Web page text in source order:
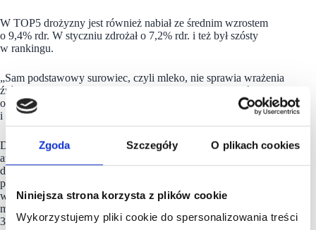
Zgoda Szczegóły O plikach cookies
Niniejsza strona korzysta z plików cookie
Wykorzystujemy pliki cookie do spersonalizowania treści
W TOP5 drożyzny jest również nabiał ze średnim wzrostem
o 9,4% rdr. W styczniu zdrożał o 7,2% rdr. i też był szósty
w rankingu.
„Sam podstawowy surowiec, czyli mleko, nie sprawia wrażenia
źródła wzrostu cen na poziomie 3,5 p.p. powyżej wskaźnika
ogólnego. Istotniejszy może okazać się skok cen opakowań
i energii” – stwierdza dr Marek Szymański.
Dalej w tabeli widać ryby ze wzrostem rdr. na poziomie 6,8%,
art. dla dzieci – 6,5%, mięso – 6,2%, pieczywo – 6,2%, karmy
dla zwierząt – 5,6%, a także wędliny – 5,5%. Na dolnych
pozycjach w zestawieniu są używki z podwyżką rdr. o 5,3%,
warzywa – 5,1%, dodatki spożywcze (np. musztardy, ketchupy,
majonezy itd.) – 4,8%, jak również środki higieny osobistej –
3,7%. W całym rankingu tylko dwie kategorie rdr. potaniały,